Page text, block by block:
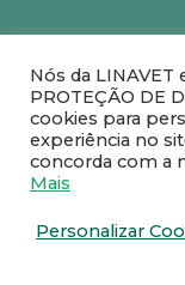
Nós da
PROTEÇÃO DE
cookies para
experiência no
concorda com a
Mais
Personalizar